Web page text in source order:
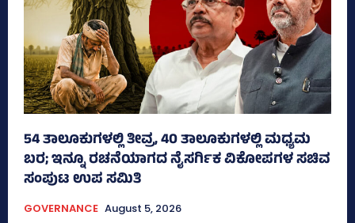
54 ತಾಲೂಕುಗಳಲ್ಲಿ ತೀವ್ರ, 40 ತಾಲೂಕುಗಳಲ್ಲಿ ಮಧ್ಯಮ
ಬರ; ಇನ್ನೂ ರಚನೆಯಾಗದ ನೈಸರ್ಗಿಕ ವಿಕೋಪಗಳ ಸಚಿವ
ಸಂಪುಟ ಉಪ ಸಮಿತಿ
GOVERNANCE August 5, 2026